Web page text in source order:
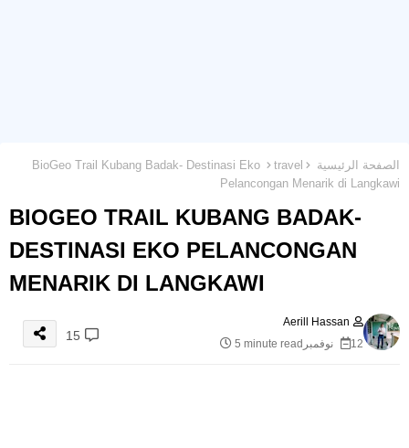
الصفحة الرئيسية travel
BioGeo Trail Kubang Badak- Destinasi Eko
Pelancongan Menarik di Langkawi
BIOGEO TRAIL KUBANG BADAK-
DESTINASI EKO PELANCONGAN
MENARIK DI LANGKAWI
Aerill Hassan
12 نوفمبر
5 minute read
15